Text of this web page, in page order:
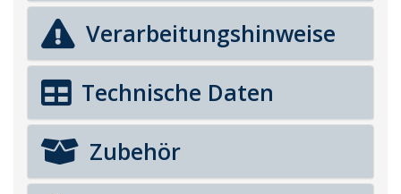
Verarbeitungshinweise
Technische Daten
Zubehör